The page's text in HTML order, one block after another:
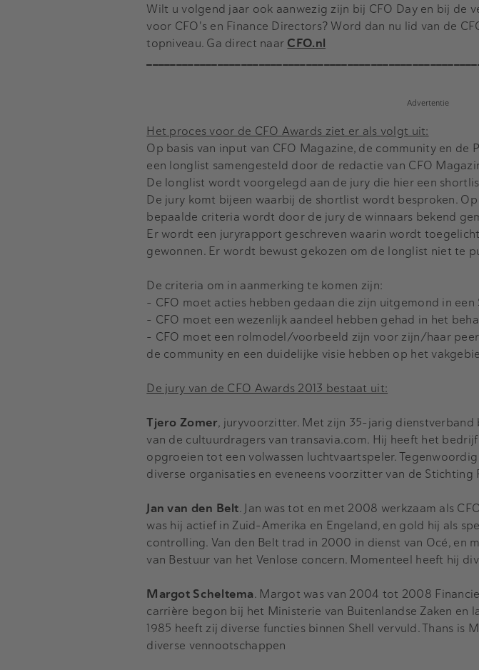
Wilt u volgend jaar ook aanwezig zijn bij CFO Day en bij de
voor CFO's en Finance Directors? Word dan nu lid van de
topniveau. Ga direct naar CFO.nl
Advertentie
Het proces voor de CFO Awards ziet er als volgt uit:
Op basis van input van CFO Magazine, de community en de
een longlist samengesteld door de redactie van CFO
De longlist wordt voorgelegd aan de jury die hier een
De jury komt bijeen waarbij de shortlist wordt besproken.
bepaalde criteria wordt door de jury de winnaars bekend
Er wordt een juryrapport geschreven waarin wordt
gewonnen. Er wordt bewust gekozen om de longlist niet te
De criteria om in aanmerking te komen zijn:
- CFO moet acties hebben gedaan die zijn uitgemond in een
- CFO moet een wezenlijk aandeel hebben gehad in het
- CFO moet een rolmodel/voorbeeld zijn voor zijn/haar
de community en een duidelijke visie hebben op het
De jury van de CFO Awards 2013 bestaat uit:
Tjero Zomer, juryvoorzitter. Met zijn 35-jarig dienstverband
van de cultuurdragers van transavia.com. Hij heeft het
opgroeien tot een volwassen luchtvaartspeler.
diverse organisaties en eveneens voorzitter van de Stichting
Jan van den Belt. Jan was tot en met 2008 werkzaam als
was hij actief in Zuid-Amerika en Engeland, en gold hij als
controlling. Van den Belt trad in 2000 in dienst van Océ, en
van Bestuur van het Venlose concern. Momenteel heeft hij
Margot Scheltema. Margot was van 2004 tot 2008
carrière begon bij het Ministerie van Buitenlandse Zaken en
1985 heeft zij diverse functies binnen Shell vervuld. Thans is
diverse vennootschappen